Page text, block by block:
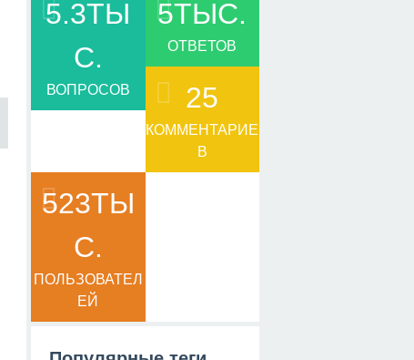
5.3ТЫ
С.
ВОПРОСОВ
5ТЫС.
ОТВЕТОВ
25
КОММЕНТАРИЕ
В
523ТЫ
С.
ПОЛЬЗОВАТЕЛ
ЕЙ